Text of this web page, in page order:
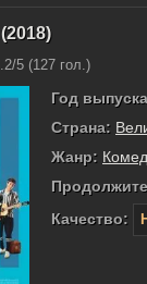
5 (127 гол.)
Год
Страна:
Жанр:
Качество: